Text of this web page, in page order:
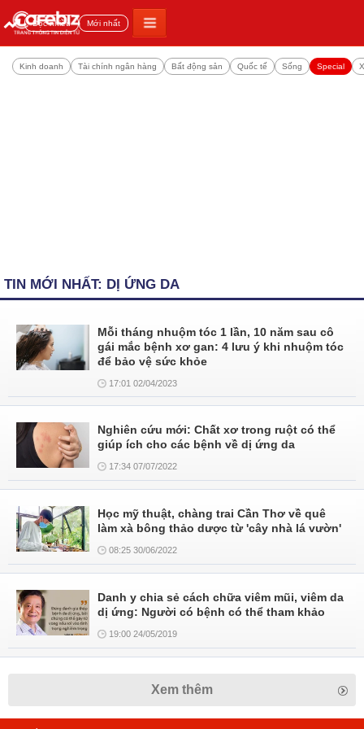
Đọc nhiều Mới nhất
Kinh doanh Tài chính ngân hàng Bất động sản Quốc tế Sống Special
TIN MỚI NHẤT: DỊ ỨNG DA
Mỗi tháng nhuộm tóc 1 lần, 10 năm sau cô
gái mắc bệnh xơ gan: 4 lưu ý khi nhuộm tóc
để bảo vệ sức khỏe
17:01 02/04/2023
Nghiên cứu mới: Chất xơ trong ruột có thể
giúp ích cho các bệnh về dị ứng da
17:34 07/07/2022
Học mỹ thuật, chàng trai Cần Thơ về quê
làm xà bông thảo dược từ 'cây nhà lá vườn'
08:25 30/06/2022
Danh y chia sẻ cách chữa viêm mũi, viêm da
dị ứng: Người có bệnh có thể tham khảo
19:00 24/05/2019
Xem thêm